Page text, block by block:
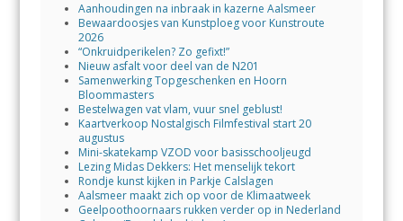
Aanhoudingen na inbraak in kazerne Aalsmeer
Bewaardoosjes van Kunstploeg voor Kunstroute
2026
“Onkruidperikelen? Zo gefixt!”
Nieuw asfalt voor deel van de N201
Samenwerking Topgeschenken en Hoorn
Bloommasters
Bestelwagen vat vlam, vuur snel geblust!
Kaartverkoop Nostalgisch Filmfestival start 20
augustus
Mini-skatekamp VZOD voor basisschooljeugd
Lezing Midas Dekkers: Het menselijk tekort
Rondje kunst kijken in Parkje Calslagen
Aalsmeer maakt zich op voor de Klimaatweek
Geelpoothoornaars rukken verder op in Nederland